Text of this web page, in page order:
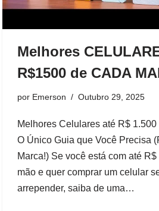
Melhores
R$1500 de CADA
por Emerson Outubro 29, 2025
Melhores Celulares até R$ 1.500
O Único Guia que Você Precisa
Marca!) Se você está com até R$
mão e quer comprar um celular
arrepender, saiba de uma…